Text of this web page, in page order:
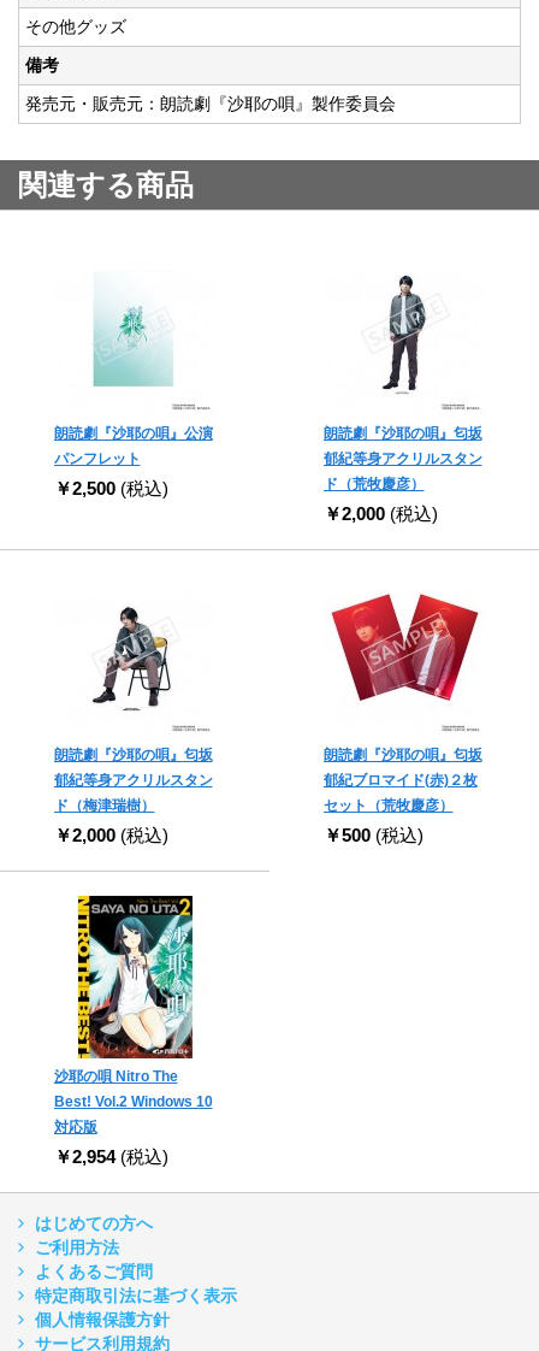
その他グッズ
備考
発売元・販売元：朗読劇『沙耶の唄』製作委員会
関連する商品
朗読劇『沙耶の唄』公演
パンフレット
￥2,500 (税込)
朗読劇『沙耶の唄』匂坂
郁紀等身アクリルスタン
ド（荒牧慶彦）
￥2,000 (税込)
朗読劇『沙耶の唄』匂坂
郁紀等身アクリルスタン
ド（梅津瑞樹）
￥2,000 (税込)
朗読劇『沙耶の唄』匂坂
郁紀ブロマイド(赤)２枚
セット（荒牧慶彦）
￥500 (税込)
沙耶の唄 Nitro The
Best! Vol.2 Windows 10
対応版
￥2,954 (税込)
はじめての方へ
ご利用方法
よくあるご質問
特定商取引法に基づく表示
個人情報保護方針
サービス利用規約